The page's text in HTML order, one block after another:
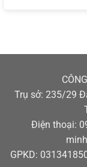
Trụ sở: 235/29
Điện thoại:
GPKD: